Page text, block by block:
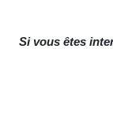
Si vous êtes